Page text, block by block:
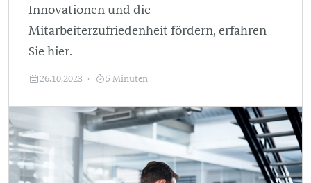
Innovationen und die
Mitarbeiterzufriedenheit fördern, erfahren
Sie hier.
26.10.2023 5 Minuten